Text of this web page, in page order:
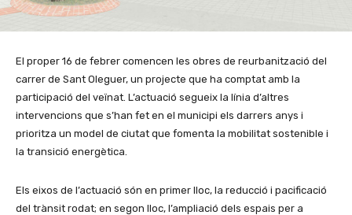
El proper 16 de febrer comencen les obres de reurbanització del
carrer de Sant Oleguer, un projecte que ha comptat amb la
participació del veïnat. L’actuació segueix la línia d’altres
intervencions que s’han fet en el municipi els darrers anys i
prioritza un model de ciutat que fomenta la mobilitat sostenible i
la transició energètica.
Els eixos de l’actuació són en primer lloc, la reducció i pacificació
del trànsit rodat; en segon lloc, l’ampliació dels espais per a